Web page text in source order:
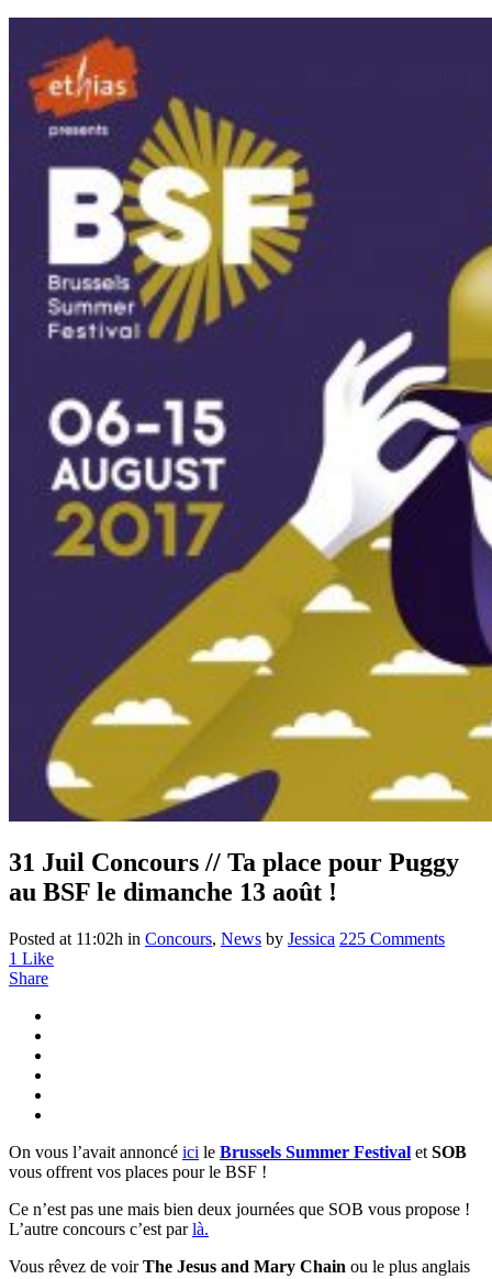
31 Juil Concours // Ta place pour Puggy
au BSF le dimanche 13 août !
Posted at 11:02h in Concours, News by Jessica 225 Comments
1 Like
Share
On vous l’avait annoncé ici le Brussels Summer Festival et SOB
vous offrent vos places pour le BSF !
Ce n’est pas une mais bien deux journées que SOB vous propose !
L’autre concours c’est parlà.
Vous rêvez de voirThe Jesus and Mary Chain ou le plus anglais